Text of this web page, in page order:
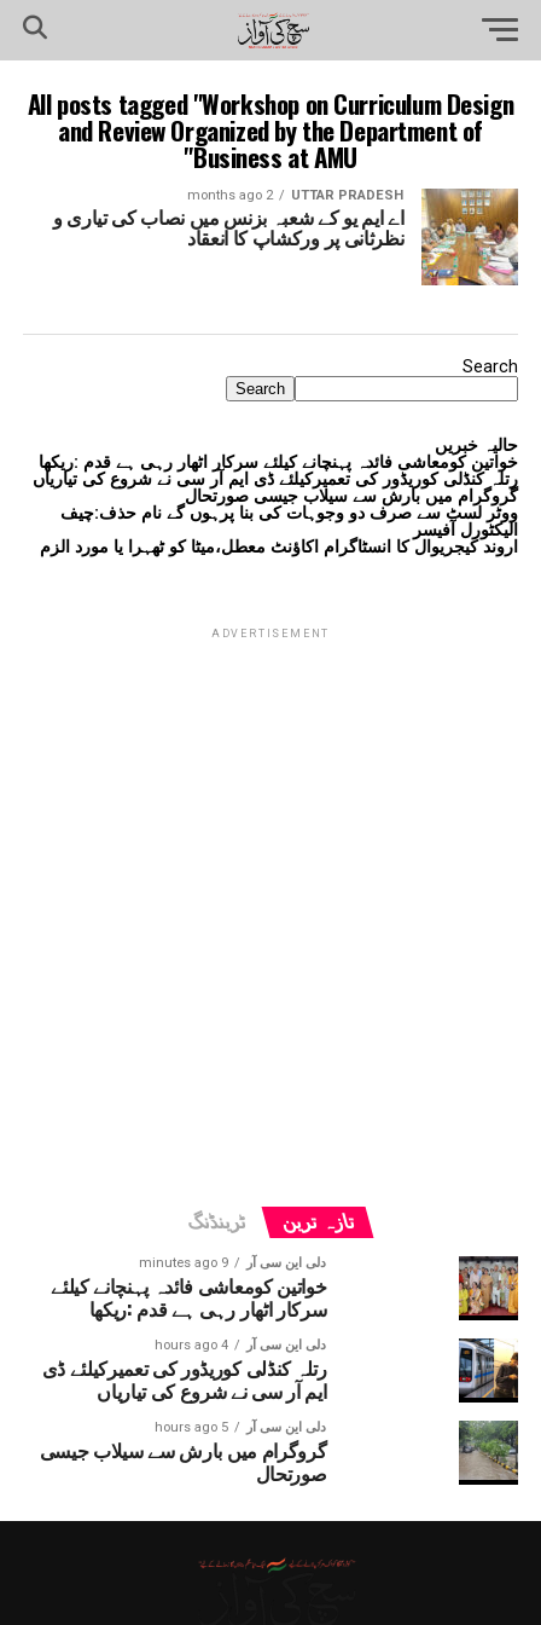
All posts tagged "Workshop on Curriculum Design
and Review Organized by the Department of
Business at AMU"
UTTAR PRADESH
2 months ago
اے ایم یو کے شعبہ بزنس میں نصاب کی تیاری و
نظرثانی پر ورکشاپ کا انعقاد
Search
Search
حالیہ خبریں
خواتین کومعاشی فائدہ پہنچانے کیلئے سرکار اٹھار رہی ہے قدم :ریکھا
رتلہ کنڈلی کوریڈور کی تعمیرکیلئے ڈی ایم آر سی نے شروع کی تیاریاں
گروگرام میں بارش سے سیلاب جیسی صورتحال
ووٹر لسٹ سے صرف دو وجوہات کی بنا پرہوں گے نام حذف:چیف
الیکٹورل آفیسر
اروند کیجریوال کا انسٹاگرام اکاؤنٹ معطل،میٹا کو ٹھہرا یا مورد الزم
ADVERTISEMENT
تازہ ترین ٹرینڈنگ
دلی این سی آر 9 minutes ago
خواتین کومعاشی فائدہ پہنچانے کیلئے
سرکار اٹھار رہی ہے قدم :ریکھا
دلی این سی آر 4 hours ago
رتلہ کنڈلی کوریڈور کی تعمیرکیلئے ڈی
ایم آر سی نے شروع کی تیاریاں
دلی این سی آر 5 hours ago
گروگرام میں بارش سے سیلاب جیسی
صورتحال